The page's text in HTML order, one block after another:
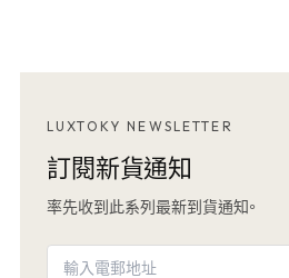
LUXTOKY NEWSLETTER
訂閱新貨通知
率先收到此系列最新到貨通知。